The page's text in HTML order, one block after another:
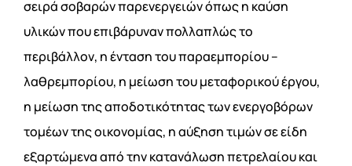
σειρά σοβαρών παρενεργειών όπως η καύση
υλικών που επιβάρυναν πολλαπλώς το
περιβάλλον, η ένταση του παραεμπορίου –
λαθρεμπορίου, η μείωση του μεταφορικού έργου,
η μείωση της αποδοτικότητας των ενεργοβόρων
τομέων της οικονομίας, η αύξηση τιμών σε είδη
εξαρτώμενα από την κατανάλωση πετρελαίου και